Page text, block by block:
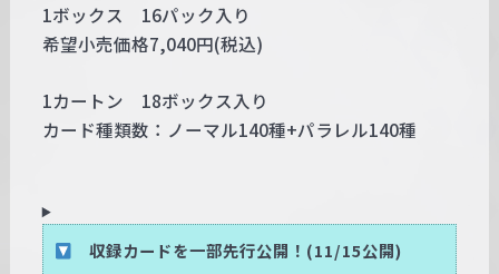
1ボックス 16パック入り
希望小売価格7,040円(税込)
1カートン 18ボックス入り
カード種類数：ノーマル140種+パラレル140種
収録カードを一部先行公開！(11/15公開)